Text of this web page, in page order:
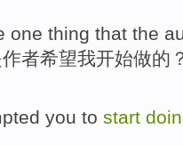
one thing that the
作者希望我开始做的
you to start